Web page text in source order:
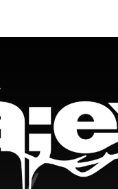
100 X H 150 (mm) /
: W 55 X H 85 (mm) /
X H 85 (mm) /